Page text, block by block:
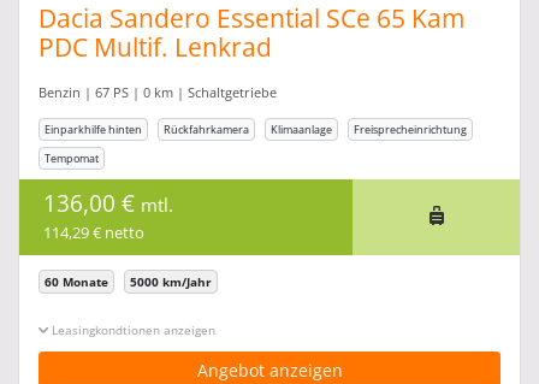
Dacia Sandero Essential SCe 65 Kam
PDC Multif. Lenkrad
Benzin | 67 PS | 0 km | Schaltgetriebe
Einparkhilfe hinten Rückfahrkamera Klimaanlage
Freisprecheinrichtung
Tempomat
136,00 € mtl.
114,29 € netto
60 Monate 5000 km/Jahr
Leasingkonditionen ein-/ausblenden
Angebot anzeigen